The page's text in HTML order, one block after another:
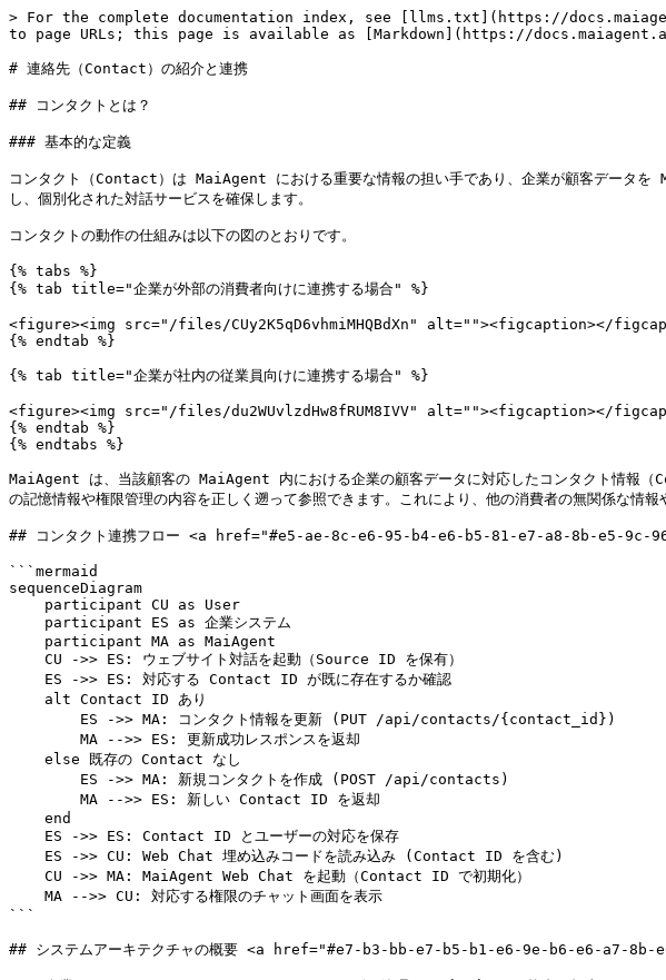
> For the complete documentation index, see [llms.txt](https://
to page URLs; this page is available as [Markdown](https://
# 連絡先（Contact）の紹介と連携
## コンタクトとは？
### 基本的な定義
コンタクト（Contact）は MaiAgent における重要な情報の担い手であり、企業が顧客データを
し、個別化された対話サービスを確保します。
コンタクトの動作の仕組みは以下の図のとおりです。
{% tabs %}
{% tab title="企業が外部の消費者向けに連携する場合" %}
<figure><img src="/files/CUy2K5qD6vhmiMHQBdXn" alt=""><figcaption></
{% endtab %}
{% tab title="企業が社内の従業員向けに連携する場合" %}
<figure><img src="/files/du2WUvlzdHw8fRUM8IVV" alt=""><figcaption></
{% endtab %}
{% endtabs %}
MaiAgent は、当該顧客の MaiAgent 内における企業の顧客データに対応したコンタクト情報
の記憶情報や権限管理の内容を正しく遡って参照できます。これにより、他の消費者の無関係な情報
## コンタクト連携フロー <a href="#e5-ae-8c-e6-95-b4-e6-b5-81-e7-a8-8b-e5-
```mermaid
sequenceDiagram
```
## システムアーキテクチャの概要 <a href="#e7-b3-bb-e7-b5-b1-e6-9e-b6-e6-